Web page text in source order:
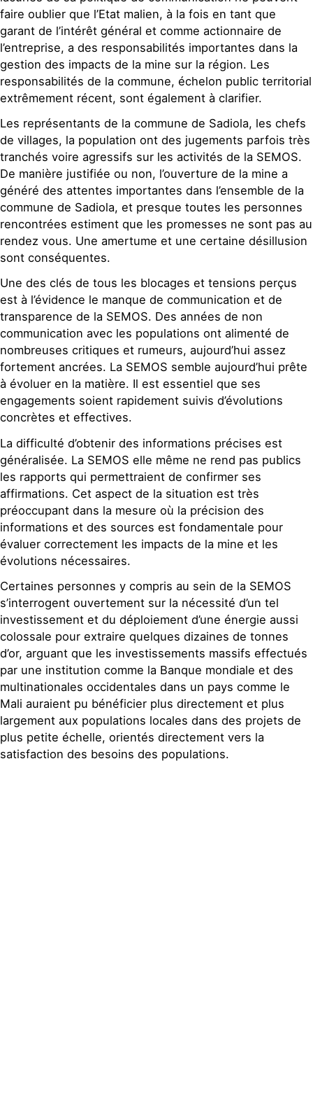
faire oublier que l’Etat malien, à la fois en tant que
garant de l’intérêt général et comme actionnaire de
l’entreprise, a des responsabilités importantes dans la
gestion des impacts de la mine sur la région. Les
responsabilités de la commune, échelon public territorial
extrêmement récent, sont également à clarifier.
Les représentants de la commune de Sadiola, les chefs
de villages, la population ont des jugements parfois très
tranchés voire agressifs sur les activités de la SEMOS.
De manière justifiée ou non, l’ouverture de la mine a
généré des attentes importantes dans l’ensemble de la
commune de Sadiola, et presque toutes les personnes
rencontrées estiment que les promesses ne sont pas au
rendez vous. Une amertume et une certaine désillusion
sont conséquentes.
Une des clés de tous les blocages et tensions perçus
est à l’évidence le manque de communication et de
transparence de la SEMOS. Des années de non
communication avec les populations ont alimenté de
nombreuses critiques et rumeurs, aujourd’hui assez
fortement ancrées. La SEMOS semble aujourd’hui prête
à évoluer en la matière. Il est essentiel que ses
engagements soient rapidement suivis d’évolutions
concrètes et effectives.
La difficulté d’obtenir des informations précises est
généralisée. La SEMOS elle même ne rend pas publics
les rapports qui permettraient de confirmer ses
affirmations. Cet aspect de la situation est très
préoccupant dans la mesure où la précision des
informations et des sources est fondamentale pour
évaluer correctement les impacts de la mine et les
évolutions nécessaires.
Certaines personnes y compris au sein de la SEMOS
s’interrogent ouvertement sur la nécessité d’un tel
investissement et du déploiement d’une énergie aussi
colossale pour extraire quelques dizaines de tonnes
d’or, arguant que les investissements massifs effectués
par une institution comme la Banque mondiale et des
multinationales occidentales dans un pays comme le
Mali auraient pu bénéficier plus directement et plus
largement aux populations locales dans des projets de
plus petite échelle, orientés directement vers la
satisfaction des besoins des populations.